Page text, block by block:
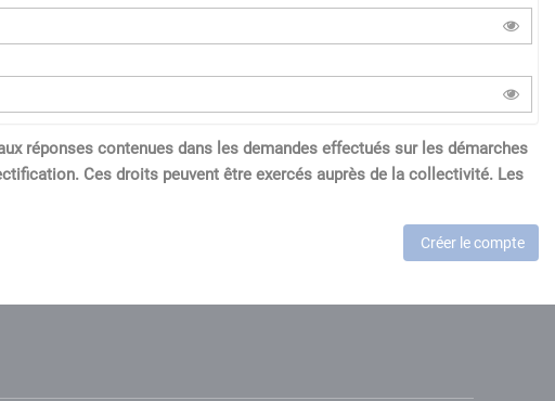
réponses contenues dans les demandes effectués sur les démarches
Ces droits peuvent être exercés auprès de la collectivité. Les
Créer le compte